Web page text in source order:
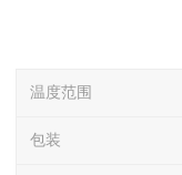
温度范围
包装